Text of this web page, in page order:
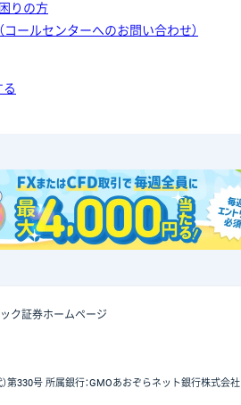
りの方
コールセンターへのお問い合わせ）
ク証券ホームページ
第330号 所属銀行：GMOあおぞらネット銀行株式会社